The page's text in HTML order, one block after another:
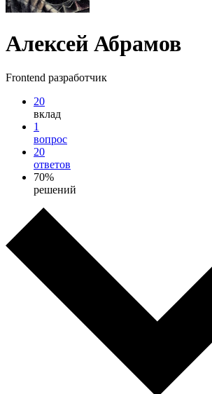
Алексей Абрамов
Frontend разработчик
20
вклад
1
вопрос
20
ответов
70%
решений